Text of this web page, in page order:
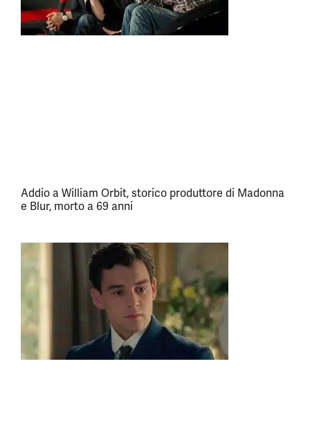
Addio a William Orbit, storico produttore di Madonna
e Blur, morto a 69 anni